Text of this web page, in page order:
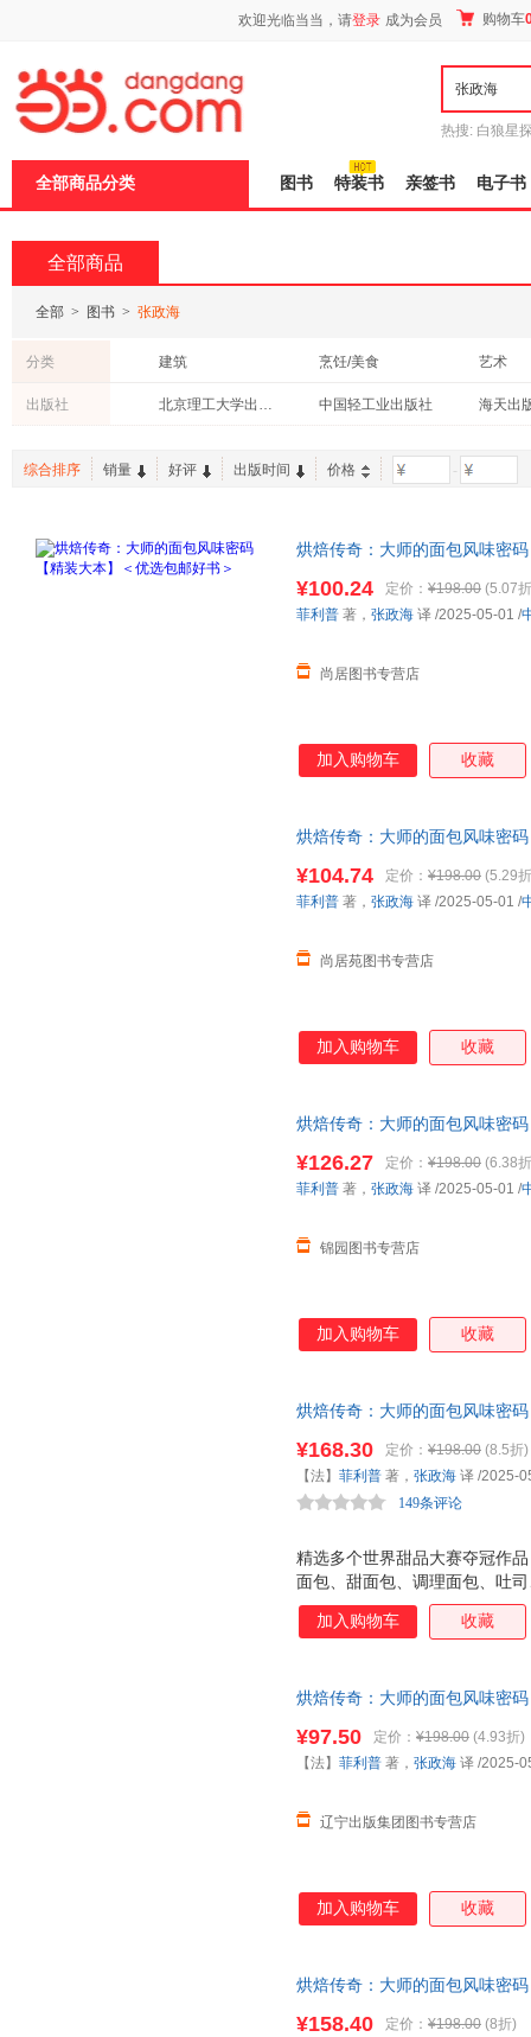
欢迎光临当当，请登录 成为会员 购物车
热搜: 白狼星
全部商品分类 图书 特装书 亲签书 电子书
全部商品
全部 > 图书 > 张政海
分类 建筑 烹饪/美食
艺术
科普读物
法律
出版社 北京理工大学出版社 中国轻工业出版社 海天出
综合排序 销量 好评 出版时间 价格 -
烘焙传奇：大师的面包风味密
¥100.24 定价： ¥198.00 (5.07
尚居图书专营店
菲利普 著， 张政海 译 /2025-05-01 /
加入购物车 收藏
烘焙传奇：大师的面包风味密
¥104.74 定价： ¥198.00 (5.29
尚居苑图书专营店
菲利普 著， 张政海 译 /2025-05-01 /
加入购物车 收藏
烘焙传奇：大师的面包风味密
¥126.27 定价： ¥198.00 (6.38
锦园图书专营店
菲利普 著， 张政海 译 /2025-05-01 /
加入购物车 收藏
烘焙传奇：大师的面包风味密
每一个细微之处，原汁原味呈
精选多个世界甜品大赛夺冠作
面包、甜面包、调理面包、吐
量、基本技法、制作重点、关
焙成败的每一个细微之处 掌握
¥168.30 定价： ¥198.00 (8.5折)
149条评论
【法】 菲利普 著， 张政海 译 /2025-
加入购物车 收藏
烘焙传奇：大师的面包风味密
¥97.50 定价： ¥198.00 (4.93折)
辽宁出版集团图书专营店
【法】 菲利普 著， 张政海 译 /2025-
加入购物车 收藏
烘焙传奇：大师的面包风味密
¥158.40 定价： ¥198.00 (8折)
页
加